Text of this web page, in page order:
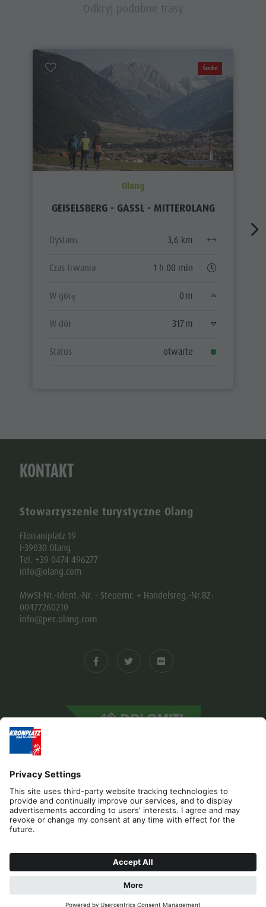
Odkryj podobne trasy
Średni
Olang
GEISELSBERG - GASSL - MITTEROLANG
Dystans 3,6 km
Czas trwania 1 h 00 min
W górę 0 m
W dół 317 m
Status otwarte
KONTAKT
Stowarzyszenie turystyczne Olang
Florianiplatz 19
I-39030 Olang
Tel. +39 0474 496277
info@olang.com
MwSt-Nr.-Ident.-Nr. - Steuernr. + Handelsreg.-Nr.BZ:
00477260210
info@pec.olang.com